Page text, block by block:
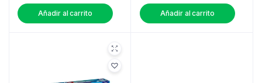
Añadir al carrito Añadir al carrito